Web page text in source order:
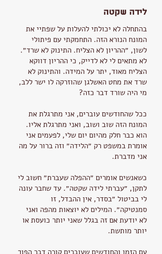
לידה שקטה
בהתחלה לא יכולתי להעלות על שפתיי את
המונח הנורא הזה. התחמקתי עם פיתולי
לשון, ״ההריון לא הצליח. התינוק לא שרד״.
לא מתאים לי לא לדייק, כי ההריון דווקא
הצליח מאוד, יתר על המידה. והתינוק לא
שרד את מחט האשלגן שהוזרקה לו ישר ללב,
מי היה שורד דבר כזה?
ככל שהחודשים עוברים, אני מתרגלת את
המונח הזה שוב ושוב, ואני מתרגלת אליו.
הוא כבר חלק מהיום יום שלי, לפעמים אני
אומרת במשפט רק ״הלידה״ וזה ברור על מה
אני מדברת.
כשאנשים אומרים ״ההפלה שעברת״ חשוב לי
לתקן, ״עברתי לידה שקטה״. עד שחבר עונה
לי בביטול ״בסדר, אין ההבדל, זו
סמנטיקה״. המילים לא יוצאות מהפה ואני
לא יודעת אם זה בגלל שאני יותר כועסת או
יותר מותשת.
עם הזמן והחודשים שעוברים קורה דבר הפוך